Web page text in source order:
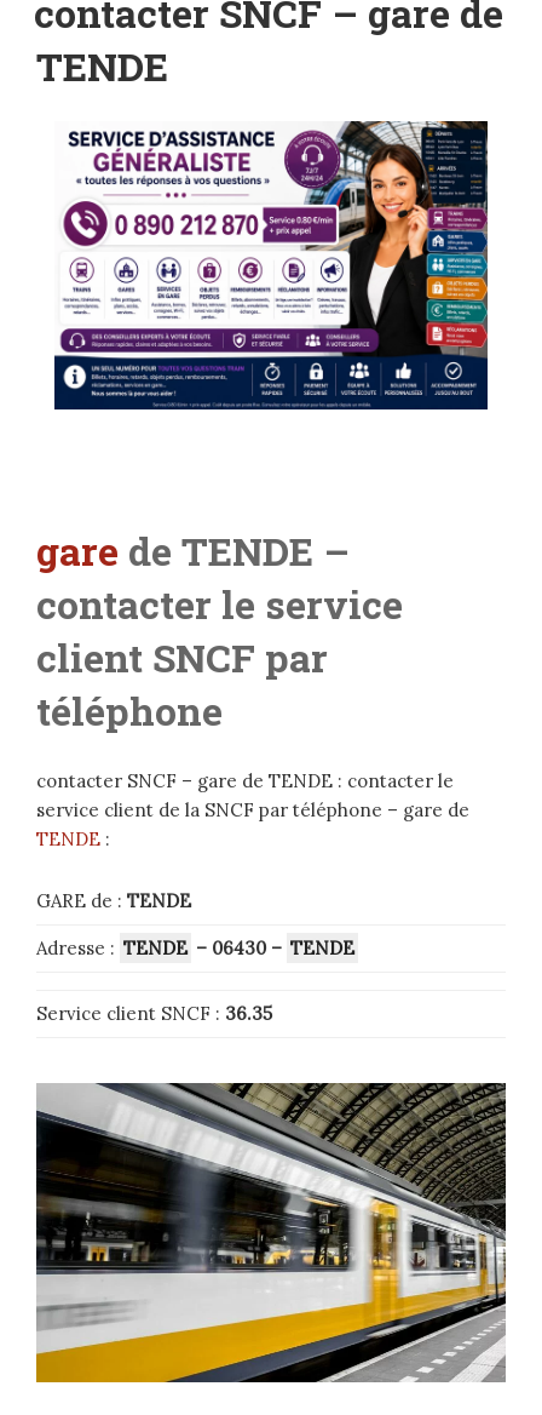
contacter SNCF – gare de
TENDE
gare de TENDE –
contacter le service
client SNCF par
téléphone
contacter SNCF – gare de TENDE : contacter le
service client de la SNCF par téléphone – gare de
TENDE :
GARE de : TENDE
Adresse : TENDE – 06430 – TENDE
Service client SNCF : 36.35